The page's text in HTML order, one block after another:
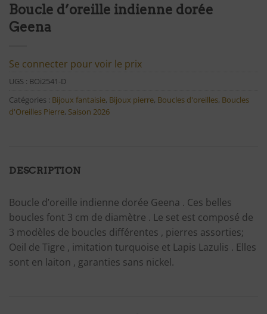
Boucle d’oreille indienne dorée
Geena
Se connecter pour voir le prix
UGS : BOi2541-D
Catégories : Bijoux fantaisie, Bijoux pierre, Boucles d'oreilles, Boucles
d'Oreilles Pierre, Saison 2026
DESCRIPTION
Boucle d’oreille indienne dorée Geena . Ces belles
boucles font 3 cm de diamètre . Le set est composé de
3 modèles de boucles différentes , pierres assorties;
Oeil de Tigre , imitation turquoise et Lapis Lazulis . Elles
sont en laiton , garanties sans nickel.